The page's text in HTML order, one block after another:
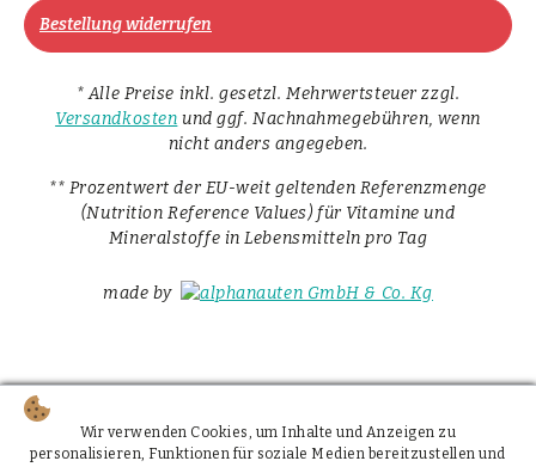
Bestellung widerrufen
* Alle Preise inkl. gesetzl. Mehrwertsteuer zzgl.
Versandkosten und ggf. Nachnahmegebühren, wenn
nicht anders angegeben.
** Prozentwert der EU-weit geltenden Referenzmenge
(Nutrition Reference Values) für Vitamine und
Mineralstoffe in Lebensmitteln pro Tag
made by
Wir verwenden Cookies, um Inhalte und Anzeigen zu
personalisieren, Funktionen für soziale Medien bereitzustellen und